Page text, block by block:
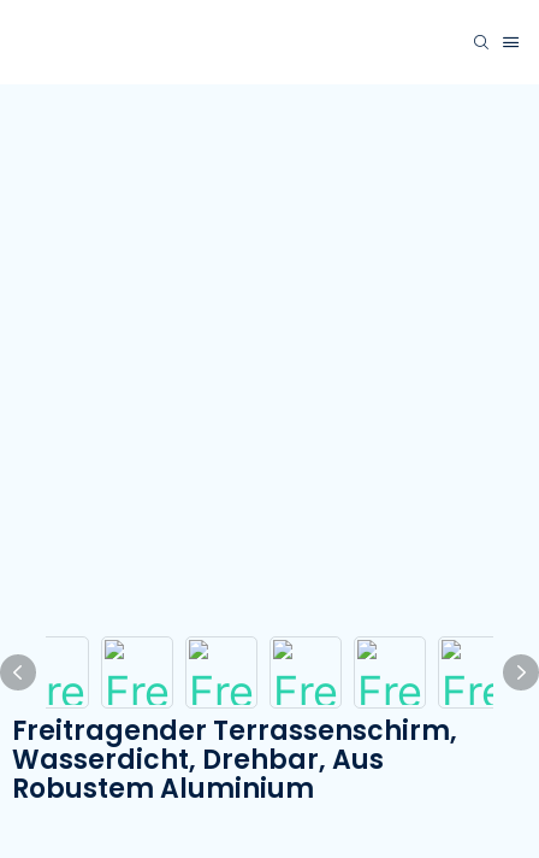
Freitragender Terrassenschirm,
Wasserdicht, Drehbar, Aus
Robustem Aluminium